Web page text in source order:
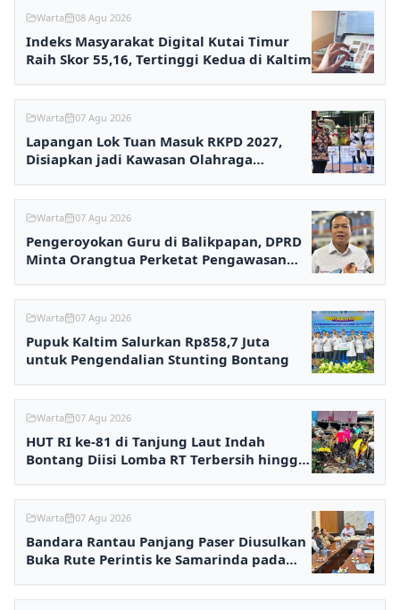
Warta 08 Agu 2026
Indeks Masyarakat Digital Kutai Timur
Raih Skor 55,16, Tertinggi Kedua di Kaltim
Warta 07 Agu 2026
Lapangan Lok Tuan Masuk RKPD 2027,
Disiapkan jadi Kawasan Olahraga
Warta 07 Agu 2026
Pengeroyokan Guru di Balikpapan, DPRD
Minta Orangtua Perketat Pengawasan
Warta 07 Agu 2026
Pupuk Kaltim Salurkan Rp858,7 Juta
untuk Pengendalian Stunting Bontang
Warta 07 Agu 2026
HUT RI ke-81 di Tanjung Laut Indah
Bontang Diisi Lomba RT Terbersih hingga
Warta 07 Agu 2026
Bandara Rantau Panjang Paser Diusulkan
Buka Rute Perintis ke Samarinda pada